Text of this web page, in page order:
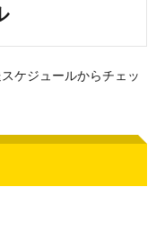
ケジュールからチェッ